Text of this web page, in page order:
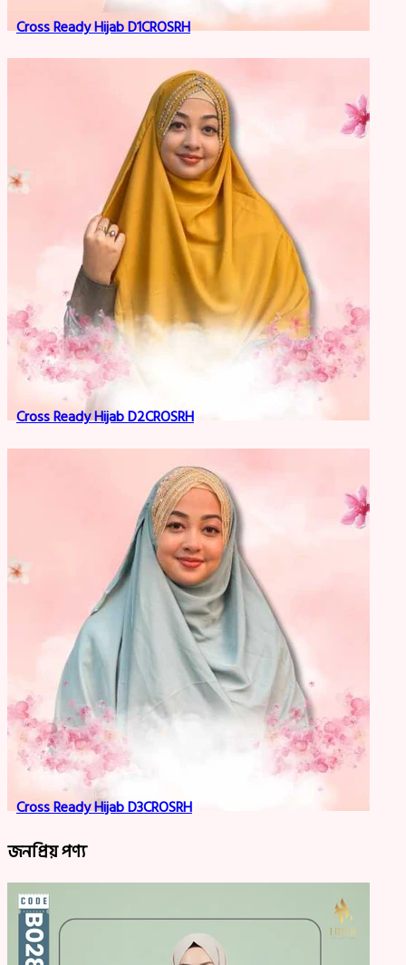
Cross Ready Hijab D1CROSRH
Cross Ready Hijab D2CROSRH
Cross Ready Hijab D3CROSRH
জনপ্রিয় পণ্য